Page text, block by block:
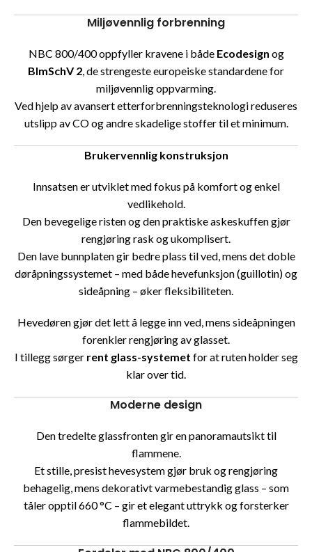
Miljøvennlig forbrenning
NBC 800/400 oppfyller kravene i både Ecodesign og
BImSchV 2, de strengeste europeiske standardene for
miljøvennlig oppvarming.
Ved hjelp av avansert etterforbrenningsteknologi reduseres
utslipp av CO og andre skadelige stoffer til et minimum.
Brukervennlig konstruksjon
Innsatsen er utviklet med fokus på komfort og enkel
vedlikehold.
Den bevegelige risten og den praktiske askeskuffen gjør
rengjøring rask og ukomplisert.
Den lave bunnplaten gir bedre plass til ved, mens det doble
døråpningssystemet – med både hevefunksjon (guillotin) og
sideåpning – øker fleksibiliteten.
Hevedøren gjør det lett å legge inn ved, mens sideåpningen
forenkler rengjøring av glasset.
I tillegg sørger rent glass-systemet for at ruten holder seg
klar over tid.
Moderne design
Den tredelte glassfronten gir en panoramautsikt til
flammene.
Et stille, presist hevesystem gjør bruk og rengjøring
behagelig, mens dekorativt varmebestandig glass – som
tåler opptil 660 °C – gir et elegant uttrykk og forsterker
flammebildet.